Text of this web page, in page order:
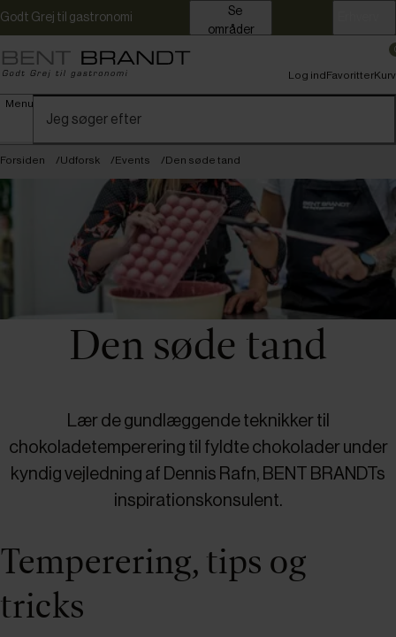
Godt Grej til gastronomi
områder
Menu
Log indFavoritterKurv
Forsiden Udforsk Events Den søde tand
Den søde tand
Lær de gundlæggende teknikker til
chokoladetemperering til fyldte chokolader under
kyndig vejledning af Dennis Rafn, BENT BRANDTs
inspirationskonsulent.
Temperering, tips og
tricks